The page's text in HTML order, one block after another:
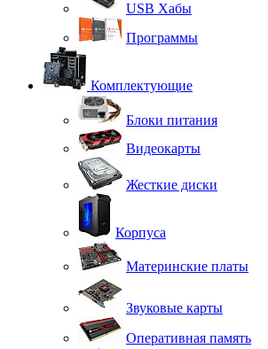
USB Хабы
Программы
Комплектующие
Блоки питания
Видеокарты
Жесткие диски
Корпуса
Материнские платы
Звуковые карты
Оперативная память